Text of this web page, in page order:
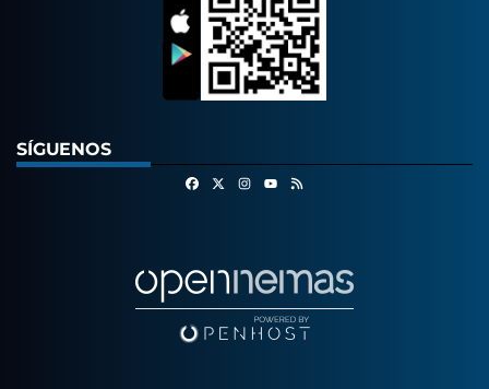
SÍGUENOS
FacebookInstagram